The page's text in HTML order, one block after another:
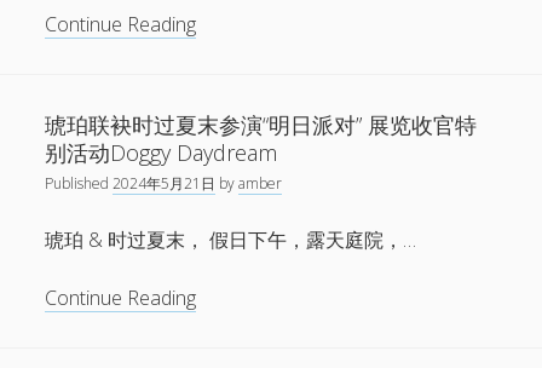
Continue Reading新
珀
的
特
别
限
定
出
琥珀联袂时过夏末参演“明日派对” 展览收官特
别活动Doggy Daydream
Published2024年5月21日 byamber
琥珀 & 时过夏末， 假日下午，露天庭院，…
Continue Reading琥